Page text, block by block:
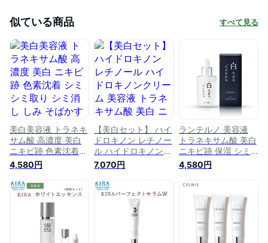
似ている商品 すべて見る
美白美容液 トラネキ
サム酸 高濃度 美白
ニキビ跡 色素沈着
シミ シミ取り シミ
消し しみ そばかす
肝斑 敏感肌 ランテ
ルノ LANTELNO 白
生原液美白美容液 白
生 医薬部外品 25ml
4,580円
【美白セット】 ハイ
ドロキノン レチノー
ル ハイドロキノンク
リーム 美容液 トラ
ネキサム酸 美白 ニ
キビ跡 シミ シミ取
り シミ消し 美白美
容液 しみ そばかす
肝斑 ホワイトhqクリ
ーム 白生原液美白美
容液 ランテルノ 医
7,070円
ランテルノ 美容液
トラネキサム酸 美白
ニキビ跡 保湿 シミ
取り シミ シミ消し
美白美容液 医薬部外
品 25ml
4,580円